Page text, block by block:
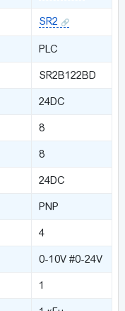
SR2
PLC
SR2B122BD
24DC
8
8
24DC
PNP
4
0-10V #0-24V
1